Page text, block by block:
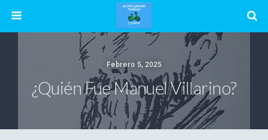
Febrero 5, 2025
¿Quién Fue Manuel Villarino?